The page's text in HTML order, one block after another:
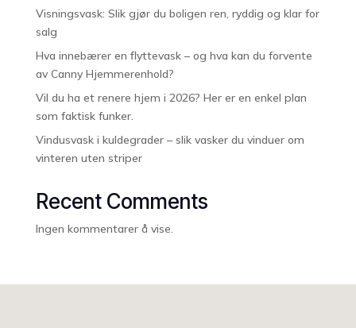
Visningsvask: Slik gjør du boligen ren, ryddig og klar for
salg
Hva innebærer en flyttevask – og hva kan du forvente
av Canny Hjemmerenhold?
Vil du ha et renere hjem i 2026? Her er en enkel plan
som faktisk funker.
Vindusvask i kuldegrader – slik vasker du vinduer om
vinteren uten striper
Recent Comments
Ingen kommentarer å vise.